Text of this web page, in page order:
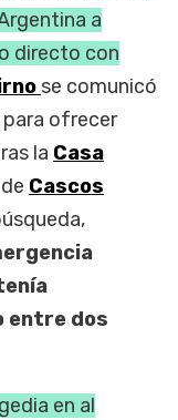
a
directo con
se comunicó
para ofrecer
la Casa
Cascos
entre dos
en al